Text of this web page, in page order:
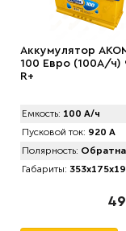
Аккумулятор
100 Евро (100А/ч)
R+
Емкость: 100 А/ч
Пусковой ток: 920 А
Полярность:
Габариты: